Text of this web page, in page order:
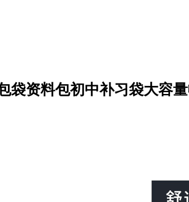
袋资料包初中补习袋大容